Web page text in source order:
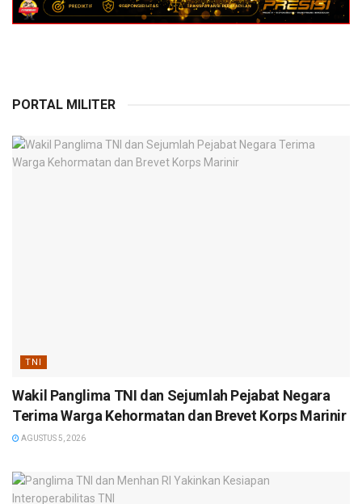
PORTAL MILITER
TNI
Wakil Panglima TNI dan Sejumlah Pejabat Negara
Terima Warga Kehormatan dan Brevet Korps Marinir
AGUSTUS 5, 2026